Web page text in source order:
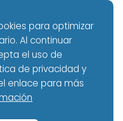
★
para optimizar
Al continuar
el uso de
de privacidad y
enlace para más